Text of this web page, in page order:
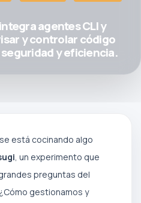
agentes CLI y
y controlar código
y eficiencia.
está cocinando algo
, un experimento que
preguntas del
gestionamos y